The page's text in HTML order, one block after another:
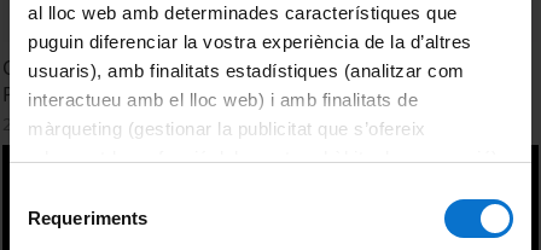
al lloc web amb determinades característiques que
puguin diferenciar la vostra experiència de la d’altres
usuaris), amb finalitats estadístiques (analitzar com
interactueu amb el lloc web) i amb finalitats de
màrqueting (gestionar la publicitat que s’ofereix
adequant-la en funció dels vostres hàbits de navegació).
consultar laPolítica de galetes del lloc web de la
Requeriments
Congreso Internacional e Interuniversitario contra la
Pobreza Infantil en el Mundo
23 febrer, 2016